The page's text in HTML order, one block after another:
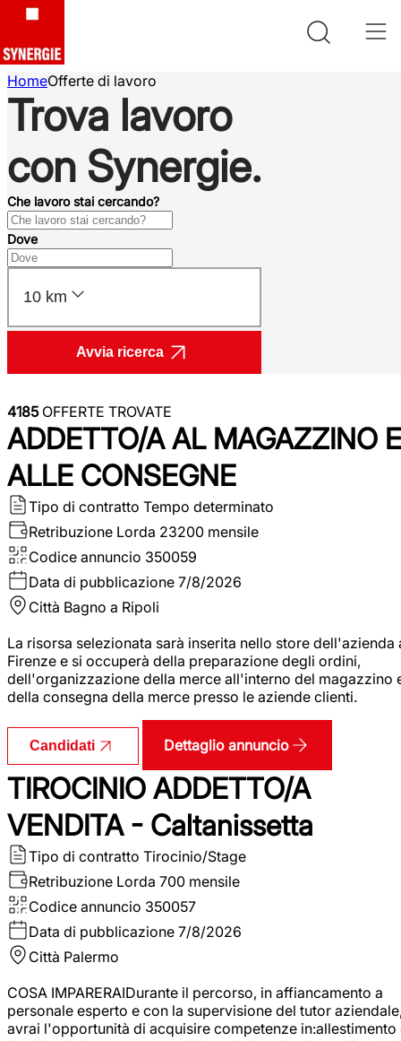
HomeOfferte di lavoro
Trova lavoro
con Synergie.
Che lavoro stai cercando?
Dove
10 km
Avvia ricerca
4185OFFERTE TROVATE
ADDETTO/A AL MAGAZZINO E
ALLE CONSEGNE
Tipo di contratto Tempo determinato
Retribuzione Lorda 23200 mensile
Codice annuncio 350059
Data di pubblicazione 7/8/2026
Città Bagno a Ripoli
La risorsa selezionata sarà inserita nello store dell'azienda
Firenze e si occuperà della preparazione degli ordini,
dell'organizzazione della merce all'interno del magazzino
della consegna della merce presso le aziende clienti.
Candidati Dettaglio annuncio
TIROCINIO ADDETTO/A
VENDITA - Caltanissetta
Tipo di contratto Tirocinio/Stage
Retribuzione Lorda 700 mensile
Codice annuncio 350057
Data di pubblicazione 7/8/2026
Città Palermo
COSA IMPARERAIDurante il percorso, in affiancamento a
personale esperto e con la supervisione del tutor
avrai l'opportunità di acquisire competenze in:allestimento